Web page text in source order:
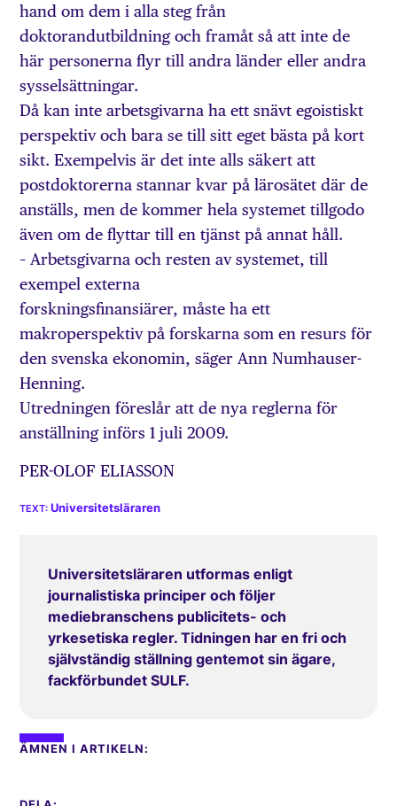
hand om dem i alla steg från
doktorandutbildning och framåt så att inte de
här personerna flyr till andra länder eller andra
sysselsättningar.
Då kan inte arbetsgivarna ha ett snävt egoistiskt
perspektiv och bara se till sitt eget bästa på kort
sikt. Exempelvis är det inte alls säkert att
postdoktorerna stannar kvar på lärosätet där de
anställs, men de kommer hela systemet tillgodo
även om de flyttar till en tjänst på annat håll.
– Arbetsgivarna och resten av systemet, till
exempel externa
forskningsfinansiärer, måste ha ett
makroperspektiv på forskarna som en resurs för
den svenska ekonomin, säger Ann Numhauser-
Henning.
Utredningen föreslår att de nya reglerna för
anställning införs 1 juli 2009.
PER-OLOF ELIASSON
Universitetsläraren
Universitetsläraren utformas enligt
journalistiska principer och följer
mediebranschens publicitets- och
yrkesetiska regler. Tidningen har en fri och
självständig ställning gentemot sin ägare,
fackförbundet SULF.
ÄMNEN I ARTIKELN: